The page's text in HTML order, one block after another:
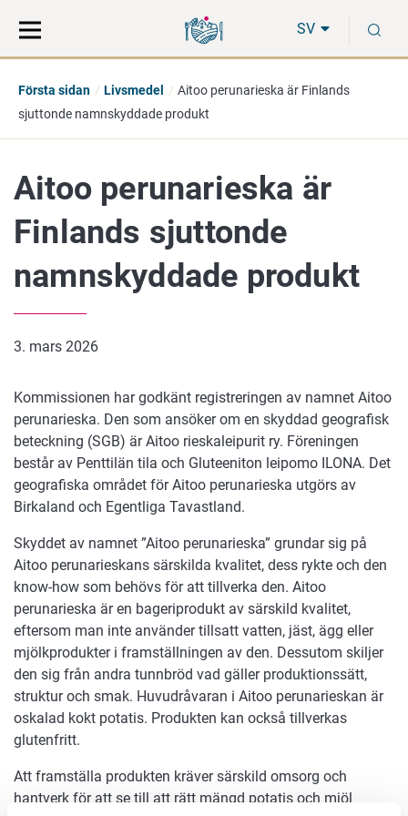
direkt
till
på
hela
SV
Första sidan Livsmedel
Aitoo perunarieska är Finlands
sjuttonde namnskyddade produkt
Aitoo perunarieska är
Finlands sjuttonde
namnskyddade produkt
3. mars 2026
Kommissionen har godkänt registreringen av namnet Aitoo
perunarieska. Den som ansöker om en skyddad geografisk
beteckning (SGB) är Aitoo rieskaleipurit ry. Föreningen
består av Penttilän tila och Gluteeniton leipomo ILONA. Det
geografiska området för Aitoo perunarieska utgörs av
Birkaland och Egentliga Tavastland.
Skyddet av namnet ”Aitoo perunarieska” grundar sig på
Aitoo perunarieskans särskilda kvalitet, dess rykte och den
know-how som behövs för att tillverka den. Aitoo
perunarieska är en bageriprodukt av särskild kvalitet,
eftersom man inte använder tillsatt vatten, jäst, ägg eller
mjölkprodukter i framställningen av den. Dessutom skiljer
den sig från andra tunnbröd vad gäller produktionssätt,
struktur och smak. Huvudråvaran i Aitoo perunarieskan är
oskalad kokt potatis. Produkten kan också tillverkas
glutenfritt.
Att framställa produkten kräver särskild omsorg och
hantverk för att se till att rätt mängd potatis och mjöl